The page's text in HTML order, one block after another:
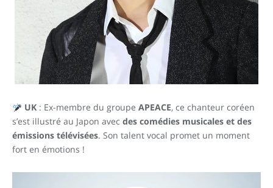
UK: Ex-membre du groupe APEACE, ce chanteur coréen
s’est illustré au Japon avec des comédies musicales et des
émissions télévisées. Son talent vocal promet un moment
fort en émotions !